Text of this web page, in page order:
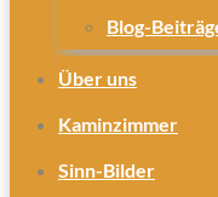
Blog-
Über uns
Kaminzimmer
Sinn-Bilder